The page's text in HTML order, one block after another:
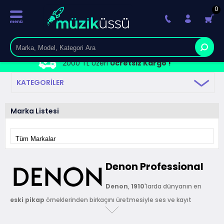
2000 TL ÜzeriÜcretsiz Kargo !
0
KATEGORILER
Marka Listesi
Denon Professional
Denon, 1910'larda dünyanın en
eski pikap örneklerinden birkaçını üretmesiyle ses ve kayıt
teknolojisi alanında lider ve yenilikçi bir marka haline gelmiştir.